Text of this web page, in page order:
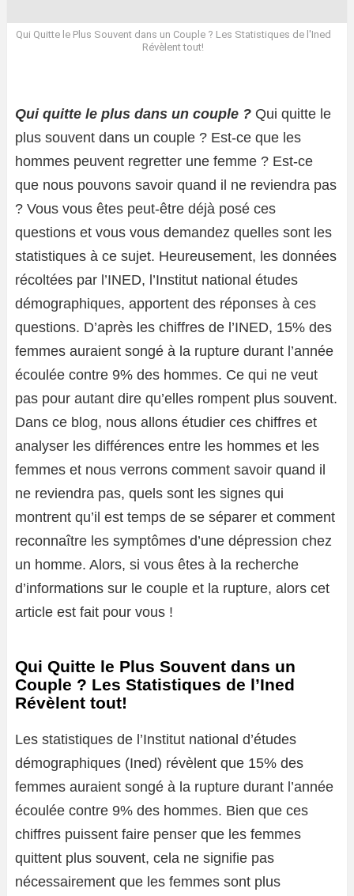
Qui Quitte le Plus Souvent dans un Couple ? Les Statistiques de l'Ined
Révèlent tout!
Qui quitte le plus dans un couple ? Qui quitte le
plus souvent dans un couple ? Est-ce que les
hommes peuvent regretter une femme ? Est-ce
que nous pouvons savoir quand il ne reviendra pas
? Vous vous êtes peut-être déjà posé ces
questions et vous vous demandez quelles sont les
statistiques à ce sujet. Heureusement, les données
récoltées par l’INED, l’Institut national études
démographiques, apportent des réponses à ces
questions. D’après les chiffres de l’INED, 15% des
femmes auraient songé à la rupture durant l’année
écoulée contre 9% des hommes. Ce qui ne veut
pas pour autant dire qu’elles rompent plus souvent.
Dans ce blog, nous allons étudier ces chiffres et
analyser les différences entre les hommes et les
femmes et nous verrons comment savoir quand il
ne reviendra pas, quels sont les signes qui
montrent qu’il est temps de se séparer et comment
reconnaître les symptômes d’une dépression chez
un homme. Alors, si vous êtes à la recherche
d’informations sur le couple et la rupture, alors cet
article est fait pour vous !
Qui Quitte le Plus Souvent dans un
Couple ? Les Statistiques de l’Ined
Révèlent tout!
Les statistiques de l’Institut national d’études
démographiques (Ined) révèlent que 15% des
femmes auraient songé à la rupture durant l’année
écoulée contre 9% des hommes. Bien que ces
chiffres puissent faire penser que les femmes
quittent plus souvent, cela ne signifie pas
nécessairement que les femmes sont plus